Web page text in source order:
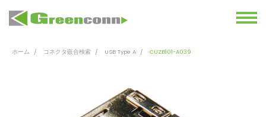
ホーム コネクタ嵌合検索 USB Type A CUZB101-A039